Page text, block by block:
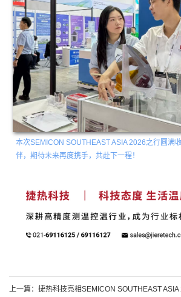
本次SEMICON SOUTHEAST ASIA 2026之行圆满
伴，期待未来再度携手，共赴下一程！
上一篇： 捷热科技亮相SEMICON SOUTHEAST ASIA